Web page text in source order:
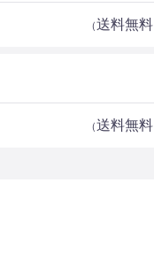
（送料無料
（送料無料